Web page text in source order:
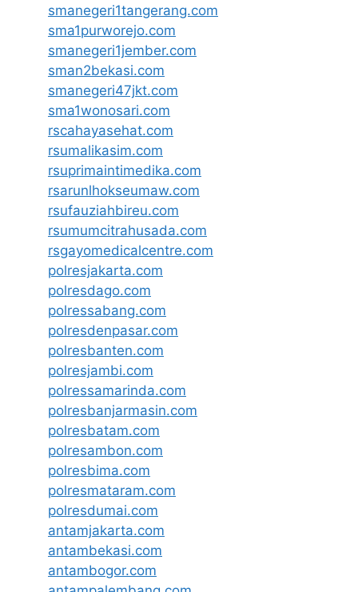
smanegeri1tangerang.com
sma1purworejo.com
smanegeri1jember.com
sman2bekasi.com
smanegeri47jkt.com
sma1wonosari.com
rscahayasehat.com
rsumalikasim.com
rsuprimaintimedika.com
rsarunlhokseumaw.com
rsufauziahbireu.com
rsumumcitrahusada.com
rsgayomedicalcentre.com
polresjakarta.com
polresdago.com
polressabang.com
polresdenpasar.com
polresbanten.com
polresjambi.com
polressamarinda.com
polresbanjarmasin.com
polresbatam.com
polresambon.com
polresbima.com
polresmataram.com
polresdumai.com
antamjakarta.com
antambekasi.com
antambogor.com